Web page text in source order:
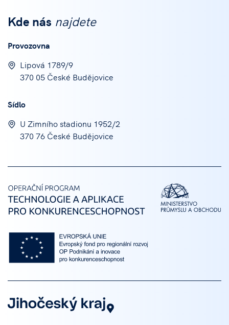
Kde nás najdete
Provozovna
Lipová 1789/9
370 05 České Budějovice
Sídlo
U Zimního stadionu 1952/2
370 76 České Budějovice